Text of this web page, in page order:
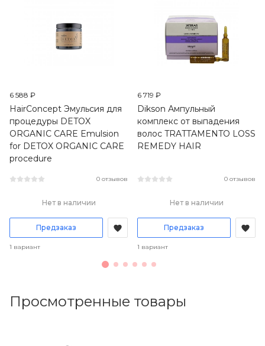
6 588 ₽
HairConcept Эмульсия для
процедуры DETOX
ORGANIC CARE Emulsion
for DETOX ORGANIC CARE
procedure
0 отзывов
Нет в наличии
Предзаказ
1 вариант
6 719 ₽
Dikson Ампульный
комплекс от выпадения
волос TRATTAMENTO LOSS
REMEDY HAIR
0 отзывов
Нет в наличии
Предзаказ
1 вариант
Просмотренные товары